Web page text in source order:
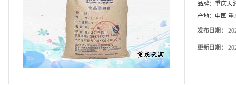
品牌： 重庆天
产地： 中国 重
发布日期：
更新日期：